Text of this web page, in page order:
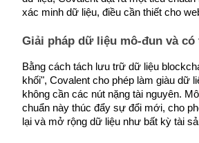
Làm cho tài sản của bạn tăng giá trị
xác minh dữ liệu, điều cần thiết cho
Giải pháp dữ liệu mô-đun và
Bằng cách tách lưu trữ dữ liệu
khối", Covalent cho phép làm giàu dữ
không cần các nút nặng tài nguyên.
chuẩn này thúc đẩy sự đổi mới, cho
lại và mở rộng dữ liệu như bất kỳ tài